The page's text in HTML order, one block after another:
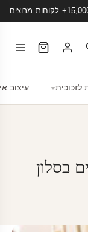
לזכוכית עיצוב
בסלון